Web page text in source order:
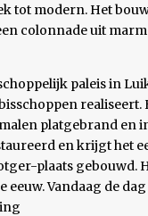
tot modern. Het
colonnade uit
paleis in
platgebrand en
en krijgt het
plaats gebouwd.
eeuw. Vandaag de